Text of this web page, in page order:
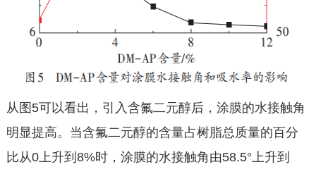
从图5可以看出，引入含氟二元醇后，涂膜的水接触角
明显提高。当含氟二元醇的含量占树脂总质量的百分
比从0上升到8%时，涂膜的水接触角由58.5°上升到